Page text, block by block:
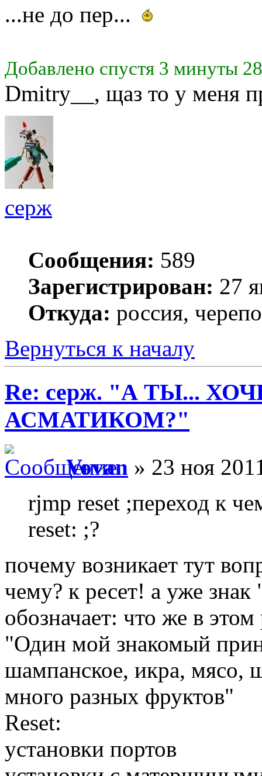
...не до пер...
Добавлено спустя 3 минуты
Dmitry__, щаз то у меня
серж
Сообщения: 589
Зарегистрирован: 27
Откуда: россия,
Вернуться к началу
Re: серж. "А ТЫ...
АСМАТИКОМ?"
Vovan » 23 ноя
rjmp reset ;переход к
reset: ;?
почему возникает тут
чему? к ресет! а уже
обозначает: что же в этом
"Один мой знакомый
шампанское, икра, мясо,
много разных фруктов"
Reset:
установки портов